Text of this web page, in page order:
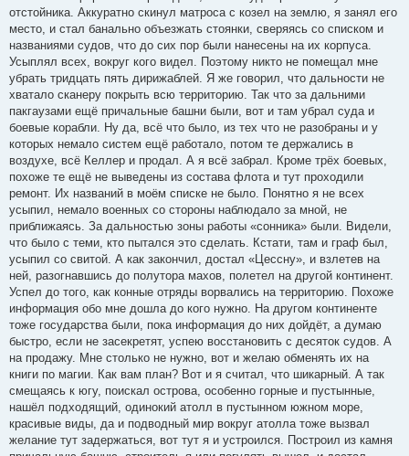
отстойника. Аккуратно скинул матроса с козел на землю, я занял его
место, и стал банально объезжать стоянки, сверяясь со списком и
названиями судов, что до сих пор были нанесены на их корпуса.
Усыплял всех, вокруг кого видел. Поэтому никто не помещал мне
убрать тридцать пять дирижаблей. Я же говорил, что дальности не
хватало сканеру покрыть всю территорию. Так что за дальними
пакгаузами ещё причальные башни были, вот и там убрал суда и
боевые корабли. Ну да, всё что было, из тех что не разобраны и у
которых немало систем ещё работало, потом те держались в
воздухе, всё Келлер и продал. А я всё забрал. Кроме трёх боевых,
похоже те ещё не выведены из состава флота и тут проходили
ремонт. Их названий в моём списке не было. Понятно я не всех
усыпил, немало военных со стороны наблюдало за мной, не
приближаясь. За дальностью зоны работы «сонника» были. Видели,
что было с теми, кто пытался это сделать. Кстати, там и граф был,
усыпил со свитой. А как закончил, достал «Цессну», и взлетев на
ней, разогнавшись до полутора махов, полетел на другой континент.
Успел до того, как конные отряды ворвались на территорию. Похоже
информация обо мне дошла до кого нужно. На другом континенте
тоже государства были, пока информация до них дойдёт, а думаю
быстро, если не засекретят, успею восстановить с десяток судов. А
на продажу. Мне столько не нужно, вот и желаю обменять их на
книги по магии. Как вам план? Вот и я считал, что шикарный. А так
смещаясь к югу, поискал острова, особенно горные и пустынные,
нашёл подходящий, одинокий атолл в пустынном южном море,
красивые виды, да и подводный мир вокруг атолла тоже вызвал
желание тут задержаться, вот тут я и устроился. Построил из камня